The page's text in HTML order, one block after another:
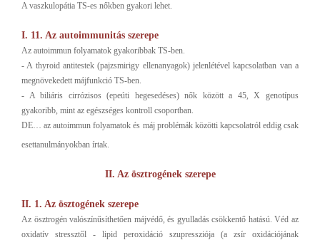
A vaszkulopátia TS-es nőkben gyakori lehet.
I. 11. Az autoimmunitás szerepe
Az autoimmun folyamatok gyakoribbak TS-ben.
- A thyroid antitestek (pajzsmirigy ellenanyagok) jelenlétével kapcsolatban van a
megnövekedett májfunkció TS-ben.
- A biliáris cirrózisos (epeúti hegesedéses) nők között a 45, X genotípus
gyakoribb, mint az egészséges kontroll csoportban.
DE… az autoimmun folyamatok és máj problémák közötti kapcsolatról eddig csak
esettanulmányokban írtak.
II. Az ösztrogének szerepe
II. 1. Az ösztogének szerepe
Az ösztrogén valószínűsíthetően májvédő, és gyulladás csökkentő hatású. Véd az
oxidatív stressztől - lipid peroxidáció szupressziója (a zsír oxidációjának